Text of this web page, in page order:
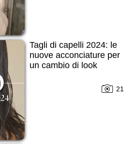
Tagli di capelli 2024: le
nuove acconciature per
un cambio di look
21